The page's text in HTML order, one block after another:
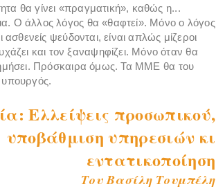
θα γίνει «πραγματική», καθώς η...
Ο άλλος λόγος θα «θαφτεί». Μόνο ο λόγος
ψεύδονται, είναι απλώς μίζεροι
και τον ξαναψηφίζει. Μόνο όταν θα
Πρόσκαιρα όμως. Τα ΜΜΕ θα του
υπουργός.
Ελλείψεις προσωπικού,
υποβάθμιση υπηρεσιών κι
εντατικοποίηση
Του Βασίλη Τουμπέλη